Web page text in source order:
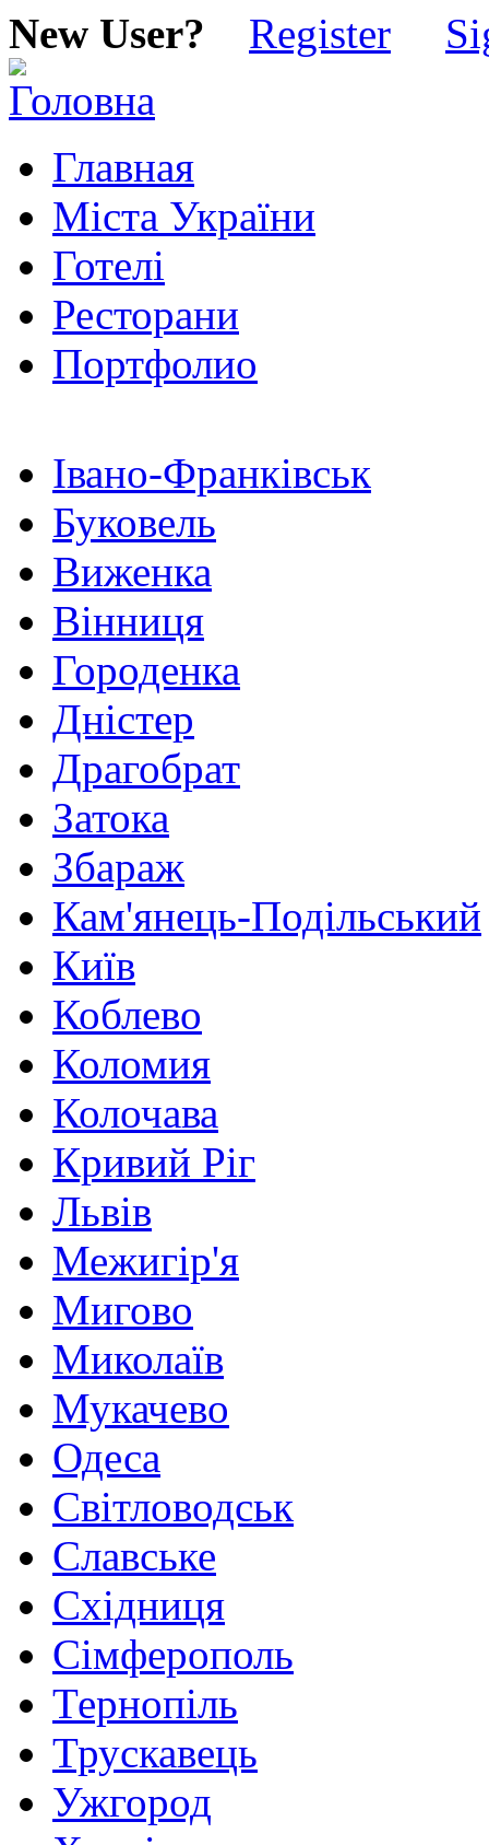
New User? Register
Главная
Міста України
Готелі
Ресторани
Портфолио
Івано-Франківськ
Буковель
Виженка
Вінниця
Городенка
Дністер
Драгобрат
Затока
Збараж
Кам'янець-Подільський
Київ
Коблево
Коломия
Колочава
Кривий Ріг
Львів
Межигір'я
Мигово
Миколаїв
Мукачево
Одеса
Світловодськ
Славське
Східниця
Сімферополь
Тернопіль
Трускавець
Ужгород